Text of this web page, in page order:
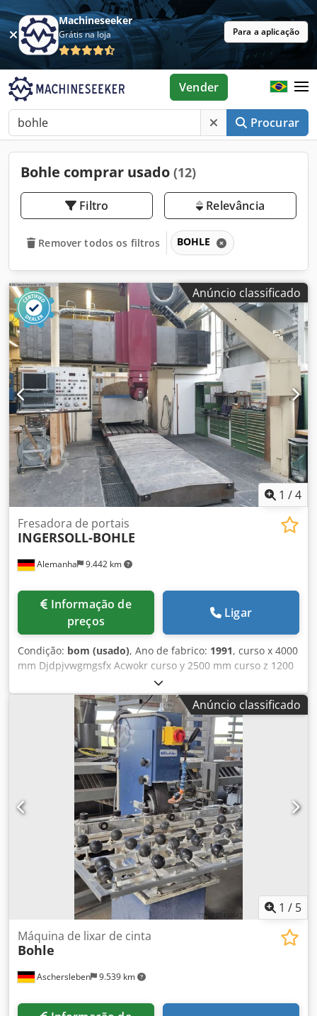
Machineseeker
Grátis na loja Para a aplicação
Procurar
Vender
Bohle comprar usado (12)
Filtro Relevância
Remover todos os filtros BOHLE
Anúncio classificado
1 /4
Alemanha 9.442 km
Fresadora de portais
INGERSOLL-BOHLE
preços
Ligar
Condição: bom (usado), Ano de fabrico: 1991, curso x 4000
mm Djdpjvwgmgsfx Acwokr curso y 2500 mm curso z 1200
mm Sistema de controle FIDIA M30 fuso 37 kW velocidade
4500 rpm distância da coluna 2300 mm Distância entre o
fuso de fresagem e a superfície de fixação 1250 mm
Gravação ISO SK-50 dimensões da mesa -
longitudinalmente 3000 mm Dimensões da mesa -
transversalmente 1500 mm A fresadora de portal de 5
eixos Ingersoll-Bohle está em boas condições e pode ser
inspecionado mediante acordo com o vendedor.
Acessórios: - Fuso de alta frequência e alta velocidade de
3,8 kW com 25.000 rpm. Descrição: - cabeça de fresagem
de eixo chanfrado continuamente ajustável (velocidade
Anúncio classificado
1 / 5
Aschersleben 9.539 km
Máquina de lixar de cinta
Bohle